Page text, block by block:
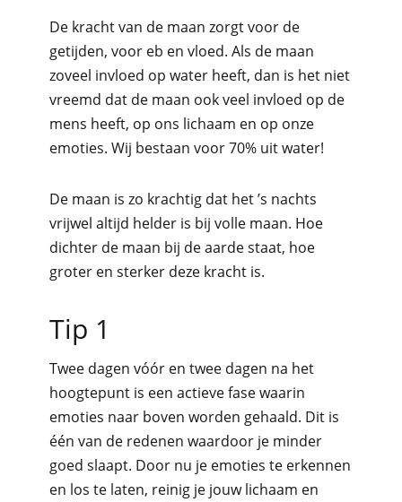
De kracht van de maan zorgt voor de
getijden, voor eb en vloed. Als de maan
zoveel invloed op water heeft, dan is het niet
vreemd dat de maan ook veel invloed op de
mens heeft, op ons lichaam en op onze
emoties. Wij bestaan voor 70% uit water!
De maan is zo krachtig dat het ’s nachts
vrijwel altijd helder is bij volle maan. Hoe
dichter de maan bij de aarde staat, hoe
groter en sterker deze kracht is.
Tip 1
Twee dagen vóór en twee dagen na het
hoogtepunt is een actieve fase waarin
emoties naar boven worden gehaald. Dit is
één van de redenen waardoor je minder
goed slaapt. Door nu je emoties te erkennen
en los te laten, reinig je jouw lichaam en